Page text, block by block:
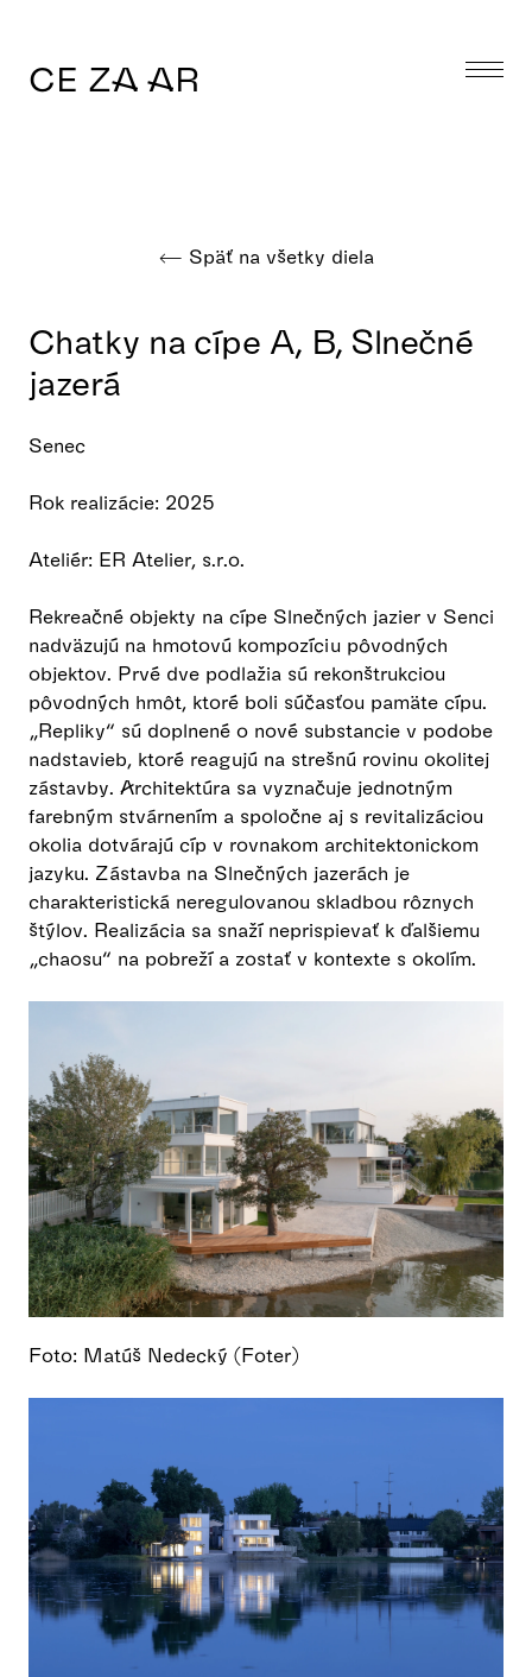
CE ZA AR
Späť na všetky diela
Chatky na cípe A, B, Slnečné
jazerá
Senec
Rok realizácie: 2025
Ateliér: ER Atelier, s.r.o.
Rekreačné objekty na cípe Slnečných jazier v Senci
nadväzujú na hmotovú kompozíciu pôvodných
objektov. Prvé dve podlažia sú rekonštrukciou
pôvodných hmôt, ktoré boli súčasťou pamäte cípu.
„Repliky“ sú doplnené o nové substancie v podobe
nadstavieb, ktoré reagujú na strešnú rovinu okolitej
zástavby. Architektúra sa vyznačuje jednotným
farebným stvárnením a spoločne aj s revitalizáciou
okolia dotvárajú cíp v rovnakom architektonickom
jazyku. Zástavba na Slnečných jazerách je
charakteristická neregulovanou skladbou rôznych
štýlov. Realizácia sa snaží neprispievať k ďalšiemu
„chaosu“ na pobreží a zostať v kontexte s okolím.
Foto: Matúš Nedecký (Foter)